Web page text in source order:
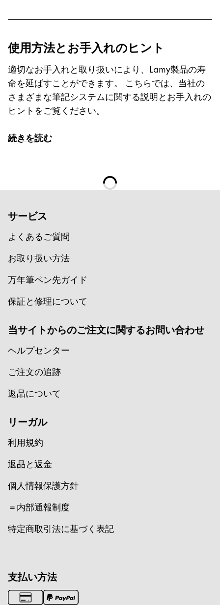
中文
South Korea
한국어
New Zealand
English
Philippines
Singapore
中文
Vietnam
Tiếng Việt
Cambodia
English Khmer
Malaysia
Middle East
この地域には、Lamyが顧客に提供している言語の
Ozania
この地域には、Lamyが顧客に提供している言語の
使用方法とお手入れのヒント
適切なお手入れと取り扱いにより、Lamy製品の寿
命を延ばすことができます。 こちらでは、当社の
さまざまな筆記システムに関する説明とお手入れの
ヒントをご覧ください。
続きを読む
サービス
よくあるご質問
お取り扱い方法
万年筆ペン先ガイド
保証と修理について
当サイトからのご注文に関するお問い合わせ
ヘルプセンター
ご注文の追跡
返品について
リーガル
利用規約
返品と返金
個人情報保護方針
＝内部通報制度
特定商取引法に基づく表記
支払い方法